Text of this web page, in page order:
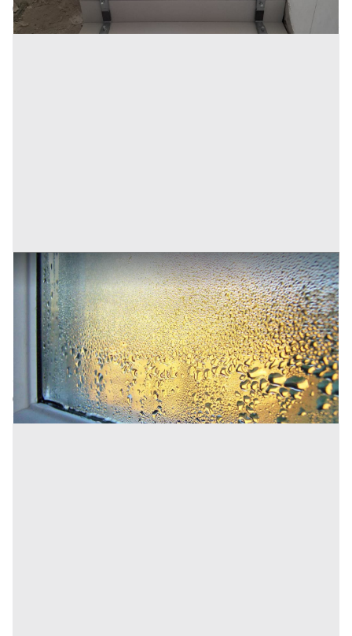
Annuncio scaduto
Soluzione innovativa anti-condensa ad alta
efficacia
Inserito il: 29/07/2025
Milano (Milano)
Annuncio scaduto
Prezzo
Codice annuncio:990170559